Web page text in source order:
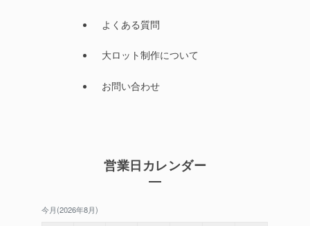
よくある質問
大ロット制作について
お問い合わせ
営業日カレンダー
今月(2026年8月)